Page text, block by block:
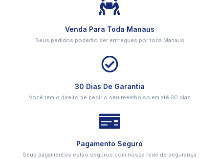
Venda Para Toda Manaus
Seus pedidos poderão ser entregues por toda Manaus
30 Dias De Garantia
Você tem o direito de pedir o seu reembolso em até 30 dias
Pagamento Seguro
Seus pagamentos estão seguros com nossa rede de segurança